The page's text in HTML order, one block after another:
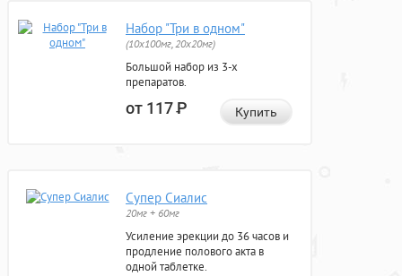
Набор "Три в одном"
(10x100мг, 20x20мг)
Большой набор из 3-х
препаратов.
от 117Р Купить
Супер Сиалис
20мг + 60мг
Усиление эрекции до 36 часов и
продление полового акта в
одной таблетке.